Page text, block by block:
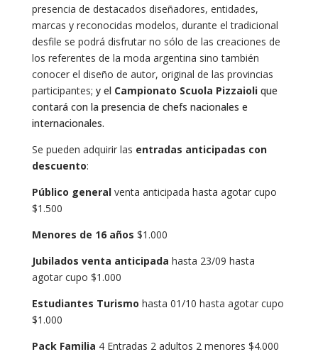
presencia de destacados diseñadores, entidades,
marcas y reconocidas modelos, durante el tradicional
desfile se podrá disfrutar no sólo de las creaciones de
los referentes de la moda argentina sino también
conocer el diseño de autor, original de las provincias
participantes; y el Campionato Scuola Pizzaiolique
contará con la presencia de chefs nacionales e
internacionales.
Se pueden adquirir las entradas anticipadas con
descuento:
Público generalventa anticipada hasta agotar cupo
$1.500
Menores de 16 años $1.000
Jubilados venta anticipada hasta 23/09 hasta
agotar cupo $1.000
Estudiantes Turismo hasta 01/10 hasta agotar cupo
$1.000
Pack Familia 4 Entradas 2 adultos 2 menores $4.000